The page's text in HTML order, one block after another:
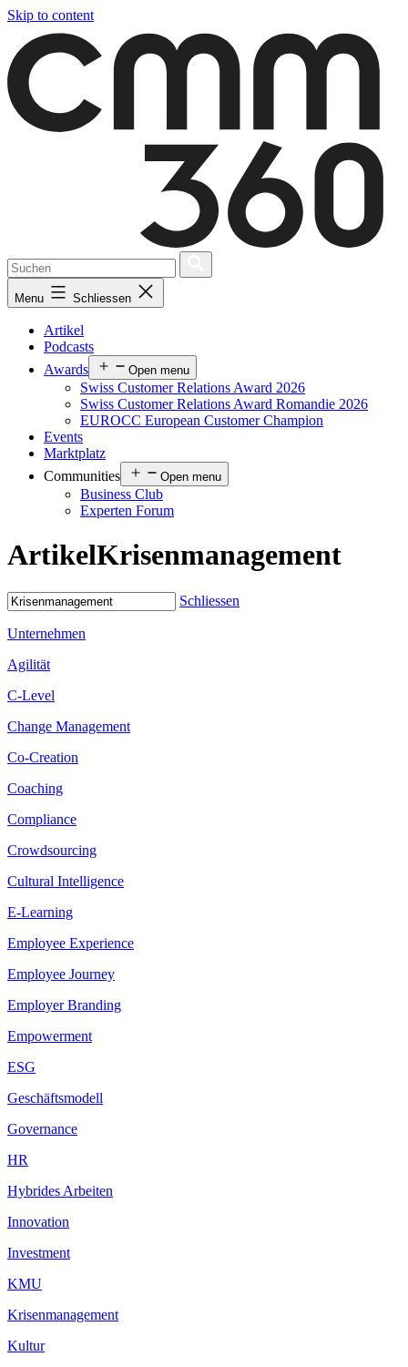
Skip to content
Menu Schliessen
Artikel
Podcasts
Awards
Open menu
Swiss Customer Relations Award 2026
Swiss Customer Relations Award Romandie 2026
EUROCC European Customer Champion
Events
Marktplatz
Communities
Open menu
Business Club
Experten Forum
ArtikelKrisenmanagement
Schliessen
Unternehmen
Agilität
C-Level
Change Management
Co-Creation
Coaching
Compliance
Crowdsourcing
Cultural Intelligence
E-Learning
Employee Experience
Employee Journey
Employer Branding
Empowerment
ESG
Geschäftsmodell
Governance
HR
Hybrides Arbeiten
Innovation
Investment
KMU
Krisenmanagement
Kultur